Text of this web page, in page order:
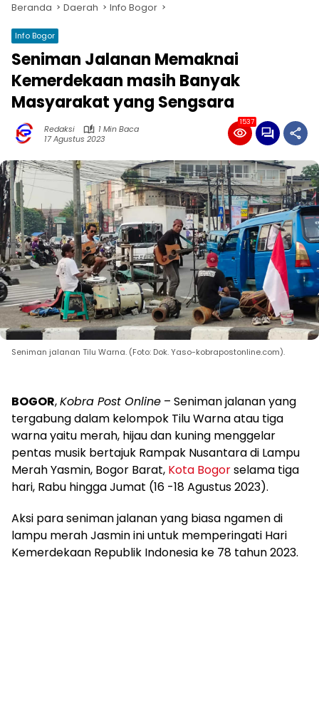
Beranda Daerah Info Bogor
Info Bogor
Seniman Jalanan Memaknai
Kemerdekaan masih Banyak
Masyarakat yang Sengsara
Redaksi
1 Min Baca
17 Agustus 2023
1537
Seniman jalanan Tilu Warna. (Foto: Dok. Yaso-kobrapostonline.com).
BOGOR,Kobra Post Online – Seniman jalanan yang
tergabung dalam kelompok Tilu Warna atau tiga
warna yaitu merah, hijau dan kuning menggelar
pentas musik bertajuk Rampak Nusantara di Lampu
Merah Yasmin, Bogor Barat, Kota Bogorselama tiga
hari, Rabu hingga Jumat (16 -18 Agustus 2023).
Aksi para seniman jalanan yang biasa ngamen di
lampu merah Jasmin ini untuk memperingati Hari
Kemerdekaan Republik Indonesia ke 78 tahun 2023.